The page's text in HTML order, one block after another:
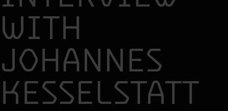
WITH
JOHANNES
KESSELSTATT